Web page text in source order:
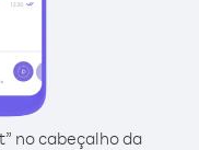
no cabeçalho da